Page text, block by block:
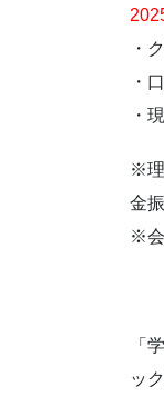
・
・
・
※理
金
※会
「
ッ